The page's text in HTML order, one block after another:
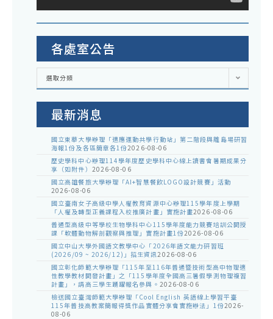
各處室公告
各
室
選取分類
最新消息
國立東華大學辦理「適應運動共學行動站」第二階段與離島場研習
海報1份及各區簡章各1份2026-08-06
歷史學科中心辦理114學年度歷史學科中心線上讀書會暑期成果分
享（如附件） 2026-08-06
國立高雄餐旅大學辦理「AI+智慧餐飲LOGO設計競賽」活動
2026-08-06
國立臺南女子高級中學人權教育資源中心辦理115學年度上學期
「人權及轉型正義課程入校推廣計畫」實施計畫2026-08-06
普通型高級中等學校生物學科中心115學年度能力競賽培訓公開授
課「軟體動物解剖觀察與推理」實施計畫1份2026-08-06
國立中山大學外國語文教學中心「2026年語文能力研習班
(2026/09 ~ 2026/12)」招生資訊2026-08-06
國立彰化師範大學辦理「115年至116年普通暨技術型高中物理適
性教學教材開發計畫」之「115學年度全國高三暑假學測物理複習
計畫」，請高三學生踴躍報名參與。 2026-08-06
檢送國立臺灣師範大學辦理「Cool English 英語線上學習平臺
115年普技高教案簡報得獎作品實體分享會實施辦法」1份2026-
08-06